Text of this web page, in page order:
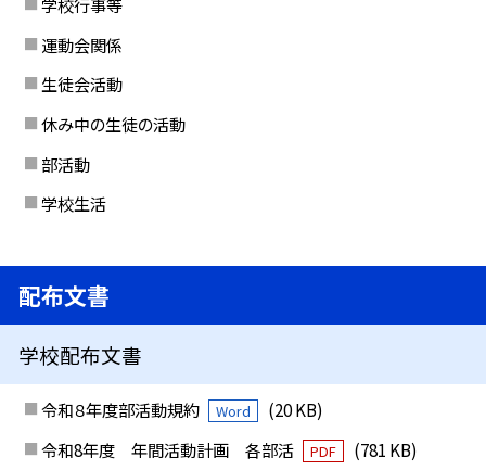
運動会関係
生徒会活動
休み中の生徒の活動
部活動
学校生活
配布文書
学校配布文書
令和８年度部活動規約 Word
(20 KB)
令和8年度 年間活動計画 各部活
PDF
(781 KB)